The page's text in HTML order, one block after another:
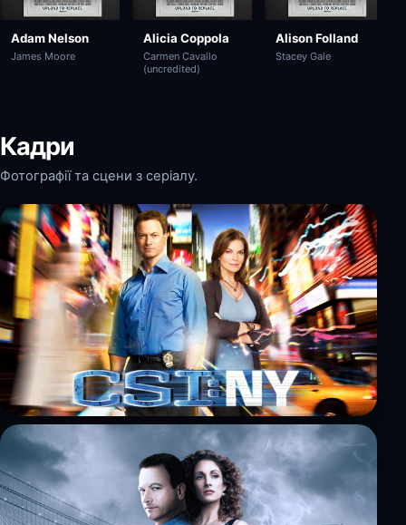
Adam Nelson
James Moore
Alicia Coppola
Carmen Cavallo
(uncredited)
Alison Folland
Stacey Gale
Кадри
Фотографії та сцени з серіалу.